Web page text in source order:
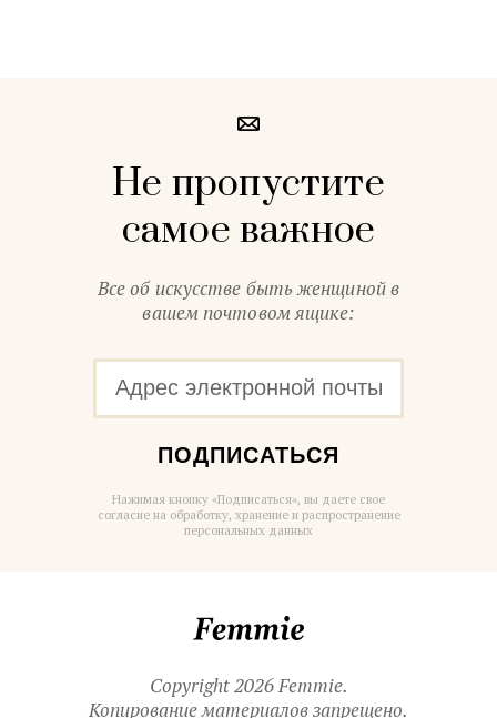
Не пропустите
самое важное
Все об искусстве быть женщиной в
вашем почтовом ящике:
ПОДПИСАТЬСЯ
Нажимая кнопку «Подписаться», вы даете свое
согласие на обработку, хранение и распространение
персональных данных
Copyright 2026 Femmie.
Копирование материалов запрещено.